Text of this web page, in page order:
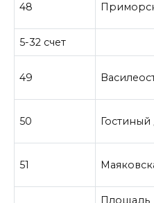
48
5-32 счет
49
50
51
Площадь